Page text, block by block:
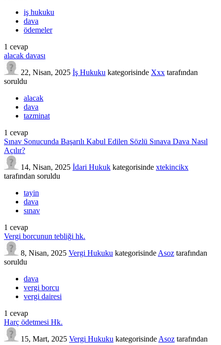
iş hukuku
dava
ödemeler
1 cevap
alacak davası
22, Nisan, 2025 İş Hukuku kategorisinde Xxx tarafından
soruldu
alacak
dava
tazminat
1 cevap
Sınav Sonucunda Başarılı Kabul Edilen Sözlü Sınava Dava Nasıl
Açılır?
14, Nisan, 2025 İdari Hukuk kategorisinde xtekincikx
tarafından soruldu
tayin
dava
sınav
1 cevap
Vergi borcunun tebliği hk.
8, Nisan, 2025 Vergi Hukuku kategorisinde Asoz tarafından
soruldu
dava
vergi borcu
vergi dairesi
1 cevap
Harç ödetmesi Hk.
15, Mart, 2025 Vergi Hukuku kategorisinde Asoz tarafından